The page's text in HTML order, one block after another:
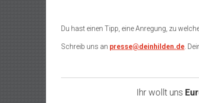
Du hast einen Tipp, eine Anregung, zu
Schreib uns an presse@deinhilden.de .
Ihr wollt uns